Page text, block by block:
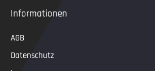
Informationen
AGB
Datenschutz